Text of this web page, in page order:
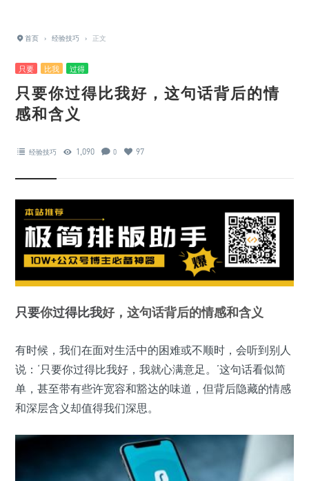
首页 › 经验技巧 › 正文
只要 比我 过得
只要你过得比我好，这句话背后的情
感和含义
经验技巧 1,090 0 97
只要你过得比我好，这句话背后的情感和含义
有时候，我们在面对生活中的困难或不顺时，会听到别人
说：‘只要你过得比我好，我就心满意足。’这句话看似简
单，甚至带有些许宽容和豁达的味道，但背后隐藏的情感
和深层含义却值得我们深思。